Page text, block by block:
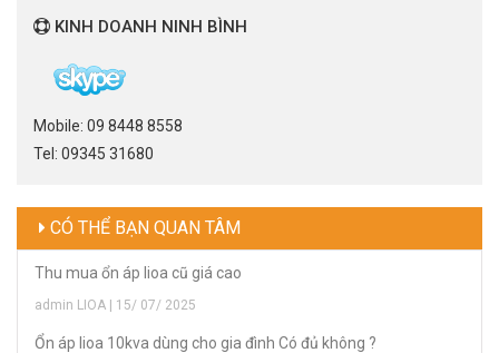
KINH DOANH NINH BÌNH
Mobile: 09 8448 8558
Tel: 09345 31680
CÓ THỂ BẠN QUAN TÂM
Thu mua ổn áp lioa cũ giá cao
admin LIOA | 15/ 07/ 2025
Ổn áp lioa 10kva dùng cho gia đình Có đủ không ?